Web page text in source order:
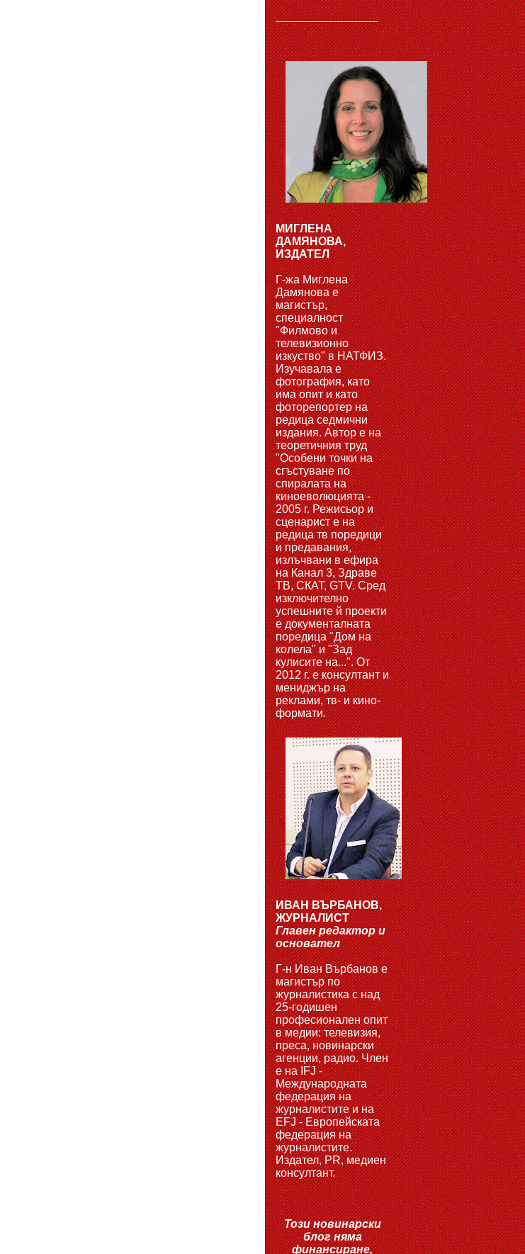
МИГЛЕНА
ДАМЯНОВА,
ИЗДАТЕЛ
Г-жа Миглена
Дамянова е
магистър,
специалност
"Филмово и
телевизионно
изкуство" в НАТФИЗ.
Изучавала е
фотография, като
има опит и като
фоторепортер на
редица седмични
издания. Автор е на
теоретичния труд
"Особени точки на
сгъстуване по
спиралата на
киноеволюцията -
2005 г. Режисьор и
сценарист е на
редица тв поредици
и предавания,
излъчвани в ефира
на Канал 3, Здраве
ТВ, СКАТ, GTV. Сред
изключително
успешните й проекти
е документалната
поредица "Дом на
колела" и "Зад
кулисите на...". От
2012 г. е консултант и
мениджър на
реклами, тв- и кино-
формати.
ИВАН ВЪРБАНОВ,
ЖУРНАЛИСТ
Главен редактор и
основател
Г-н Иван Върбанов е
магистър по
журналистика с над
25-годишен
професионален опит
в медии: телевизия,
преса, новинарски
агенции, радио. Член
е на IFJ -
Международната
федерация на
журналистите и на
EFJ - Европейската
федерация на
журналистите.
Издател, PR, медиен
консултант.
Този новинарски
блог няма
финансиране,